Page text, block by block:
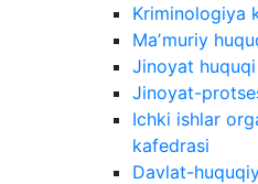
Kriminologiya
Maʼmuriy
Jinoyat
Jinoyat-
Ichki ishlar
kafedrasi
Davlat-